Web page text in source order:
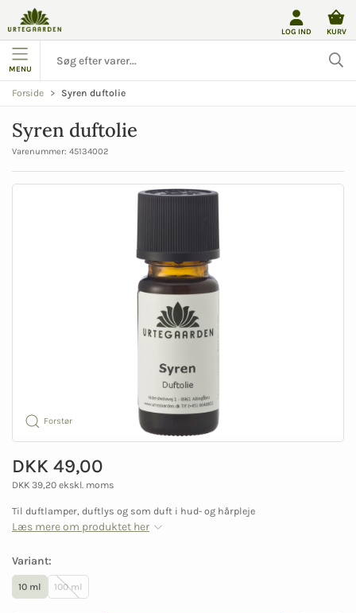
LOG IND KURV
MENU
Forside Syren duftolie
Syren duftolie
Varenummer: 45134002
Forstør
DKK 49,00
DKK 39,20 ekskl. moms
Til duftlamper, duftlys og som duft i hud- og hårpleje
Læs mere om produktet her
Variant:
10 ml 100 ml